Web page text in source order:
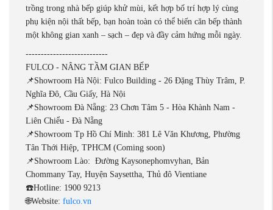
trồng trong nhà bếp giúp khử mùi, kết hợp bố trí hợp lý cùng
phụ kiện nội thất bếp, bạn hoàn toàn có thể biến căn bếp thành
một không gian xanh – sạch – đẹp và đầy cảm hứng mỗi ngày.
---------------------------
FULCO - NÂNG TẦM GIAN BẾP
📌Showroom Hà Nội: Fulco Building - 26 Đặng Thùy Trâm, P.
Nghĩa Đô, Cầu Giấy, Hà Nội
📌Showroom Đà Nẵng: 23 Chơn Tâm 5 - Hòa Khành Nam -
Liên Chiểu - Đà Nẵng
📌Showroom Tp Hồ Chí Minh: 381 Lê Văn Khương, Phường
Tân Thới Hiệp, TPHCM (Coming soon)
📌Showroom Lào: Đường Kaysonephomvyhan, Bản
Chommany Tay, Huyện Saysettha, Thủ đô Vientiane
☎️Hotline: 1900 9213
🌐Website: fulco.vn